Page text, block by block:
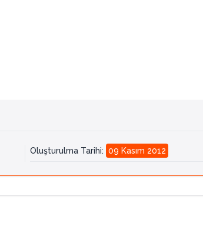
Oluşturulma Tarihi: 09 Kasım 2012